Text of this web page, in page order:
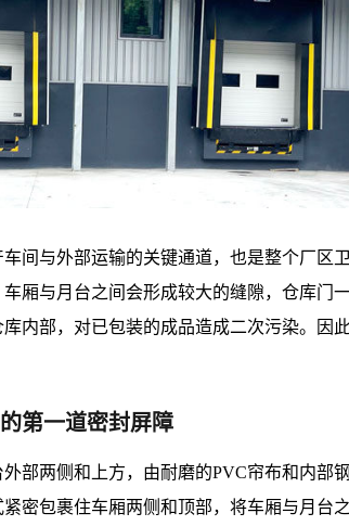
间与外部运输的关键通道，也是整个厂区
厢与月台之间会形成较大的缝隙，仓库门
内部，对已包装的成品造成二次污染。因
第一道密封屏障
部两侧和上方，由耐磨的PVC帘布和内部
密包裹住车厢两侧和顶部，将车厢与月台